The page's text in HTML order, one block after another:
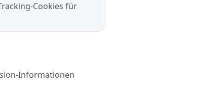
Cookies für
Informationen